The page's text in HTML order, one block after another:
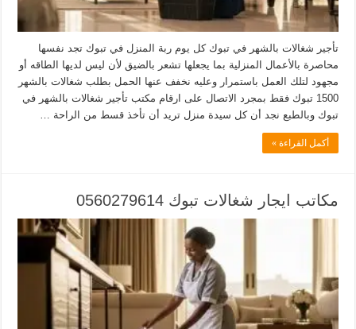
تأجير شغالات بالشهر في تبوك كل يوم ربة المنزل في تبوك تجد نفسها
محاصرة بالأعمال المنزلية بما يجعلها تشعر بالضيق لأن ليس لديها الطاقه أو
مجهود لتلك العمل باستمرار وعليه نخفف عنها الحمل بطلب شغالات بالشهر
1500 تبوك فقط بمجرد الاتصال على ارقام مكتب تأجير شغالات بالشهر في
تبوك وبالطبع نجد أن كل سيدة منزل تريد أن تأخذ قسط من الراحة …
أكمل القراءة »
مكاتب ايجار شغالات تبوك 0560279614